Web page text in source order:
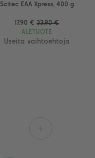
Scitec EAA Xpress, 400 g
17.90 € 33.90 €
ALETUOTE
Useita vaihtoehtoja